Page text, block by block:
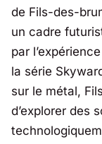
de Fils-des-
un cadre
par
la série
sur le métal,
d’explorer des